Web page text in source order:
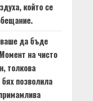
който се
да бъде
на чисто
толкова
позволила